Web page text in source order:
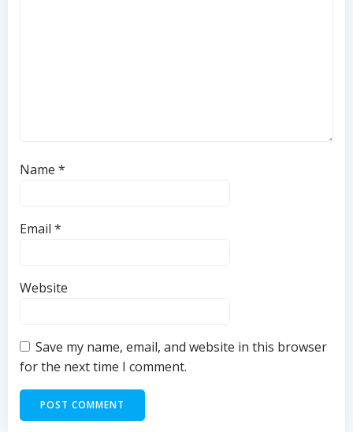
Name *
Email *
Website
Save my name, email, and website in this browser
for the next time I comment.